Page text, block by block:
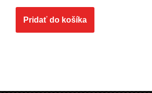
Pridať do košíka